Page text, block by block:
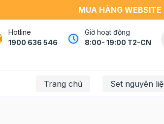
MUA HÀNG WEBSITE
Hotline
1900 636 546
Giờ hoạt động
8:00- 19:00 T2-CN
Trang chủ Set nguyên